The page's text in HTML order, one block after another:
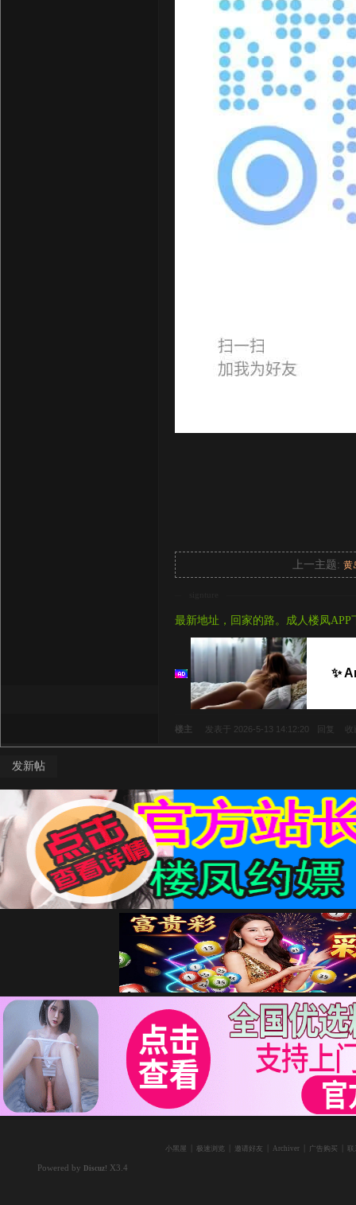
上一主题:黄
最新地址，回家的路。成人楼凤APP
✨
楼主 发表于 2026-5-13 14:12:20 回复
发新帖
小黑屋 极速浏览 邀请好友 Archiver 广告购买
Powered by Discuz! X3.4